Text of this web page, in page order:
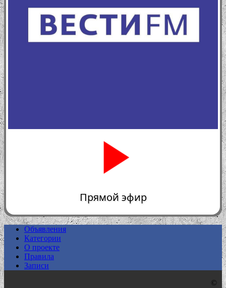
0:00
Прямой эфир
Объявления
Категории
О проекте
Правила
Записи
©